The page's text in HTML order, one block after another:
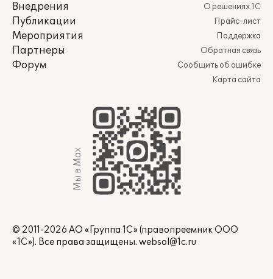
Внедрения
Публикации
Мероприятия
Партнеры
Форум
О решениях 1С
Прайс-лист
Поддержка
Обратная связь
Сообщить об ошибке
Карта сайта
Мы в Max
© 2011-2026 АО «Группа 1С» (правопреемник ООО
«1С»). Все права защищены. websol@1c.ru